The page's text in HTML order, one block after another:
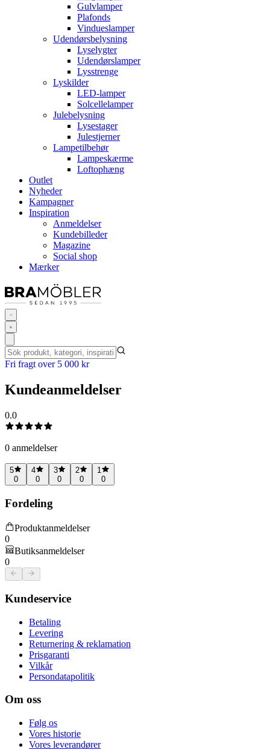
Gulvlamper
Plafonds
Vindueslamper
Udendørsbelysning
Lyselygter
Udendørslamper
Lysstrenge
Lyskilder
LED-lamper
Solcellelamper
Julebelysning
Lysestager
Julestjerner
Lampetilbehør
Lampeskærme
Loftophæng
Outlet
Nyheder
Kampagner
Inspiration
Anmeldelser
Kundebilleder
Magazine
Social shop
Mærker
Fri fragt over 5 000 kr
Kundeanmeldelser
0.0
0 anmeldelser
5
0
4
0
3
0
2
0
1
0
Fordeling
Produktanmeldelser
0
Butiksanmeldelser
0
Kundeservice
Betaling
Levering
Returnering & reklamation
Prisgaranti
Vilkår
Persondatapolitik
Om oss
Følg os
Vores historie
Vores leverandører